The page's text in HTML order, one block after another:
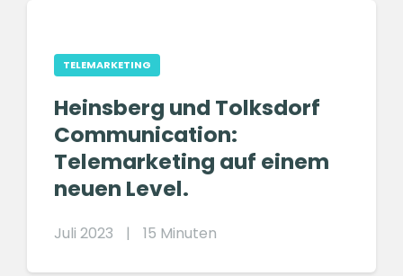
TELEMARKETING
Heinsberg und Tolksdorf
Communication:
Telemarketing auf einem
neuen Level.
Juli 2023 | 15 Minuten